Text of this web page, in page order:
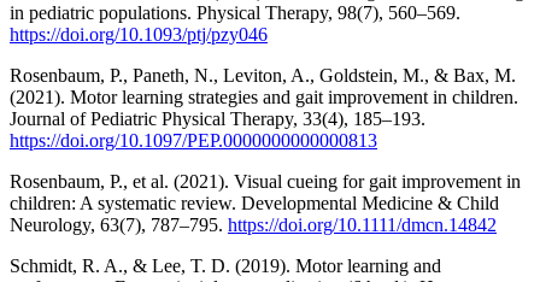
in pediatric populations. Physical Therapy, 98(7), 560–569.
https://doi.org/10.1093/ptj/pzy046
Rosenbaum, P., Paneth, N., Leviton, A., Goldstein, M., & Bax, M.
(2021). Motor learning strategies and gait improvement in children.
Journal of Pediatric Physical Therapy, 33(4), 185–193.
https://doi.org/10.1097/PEP.0000000000000813
Rosenbaum, P., et al. (2021). Visual cueing for gait improvement in
children: A systematic review. Developmental Medicine & Child
Neurology, 63(7), 787–795. https://doi.org/10.1111/dmcn.14842
Schmidt, R. A., & Lee, T. D. (2019). Motor learning and